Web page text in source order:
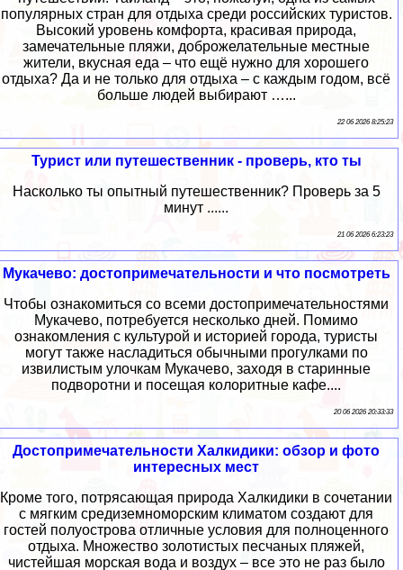
популярных стран для отдыха среди российских туристов.
Высокий уровень комфорта, красивая природа,
замечательные пляжи, доброжелательные местные
жители, вкусная еда – что ещё нужно для хорошего
отдыха? Да и не только для отдыха – с каждым годом, всё
больше людей выбирают …...
22 06 2026 8:25:23
Турист или путешественник - проверь, кто ты
Насколько ты опытный путешественник? Проверь за 5
минут ......
21 06 2026 6:23:23
Мукачево: достопримечательности и что посмотреть
Чтобы ознакомиться со всеми достопримечательностями
Мукачево, потребуется несколько дней. Помимо
ознакомления с культурой и историей города, туристы
могут также насладиться обычными прогулками по
извилистым улочкам Мукачево, заходя в старинные
подворотни и посещая колоритные кафе....
20 06 2026 20:33:33
Достопримечательности Халкидики: обзор и фото
интересных мест
Кроме того, потрясающая природа Халкидики в сочетании
с мягким средиземноморским климатом создают для
гостей полуострова отличные условия для полноценного
отдыха. Множество золотистых песчаных пляжей,
чистейшая морская вода и воздух – все это не раз было